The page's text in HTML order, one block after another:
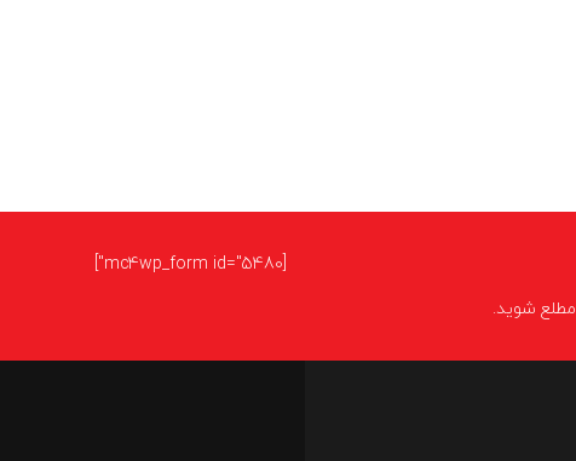
مطلع شوید.
[mc4wp_form id="5480"]